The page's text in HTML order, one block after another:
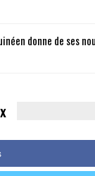
donne de ses